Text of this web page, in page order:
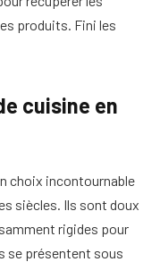
produits. Fini les
cuisine en
choix incontournable
siècles. Ils sont doux
rigides pour
se présentent sous